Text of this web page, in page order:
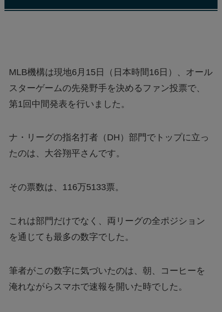
MLB機構は現地6月15日（日本時間16日）、オール
スターゲームの先発野手を決めるファン投票で、
第1回中間発表を行いました。
ナ・リーグの指名打者（DH）部門でトップに立っ
たのは、大谷翔平さんです。
その票数は、116万5133票。
これは部門だけでなく、両リーグの全ポジション
を通じても最多の数字でした。
筆者がこの数字に気づいたのは、朝、コーヒーを
淹れながらスマホで速報を開いた時でした。